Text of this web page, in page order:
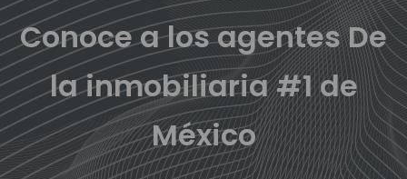
Conoce a los agentes De
la inmobiliaria #1 de
México